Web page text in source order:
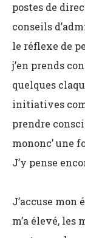
postes de
conseils
le réflexe de
j’en prends
quelques
initiatives
prendre
mononc’ une
J’y pense
J’accuse mon
m’a élevé, les